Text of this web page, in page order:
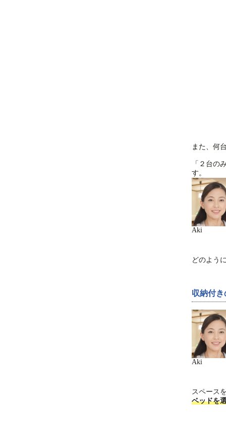
また、何
「２台の
す。
Aki
どのよう
収納付
Aki
スペース
ベッドを